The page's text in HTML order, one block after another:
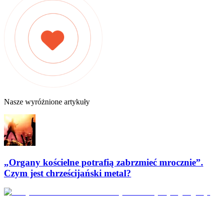
Nasze wyróżnione artykuły
„Organy kościelne potrafią zabrzmieć mrocznie”.
Czym jest chrześcijański metal?